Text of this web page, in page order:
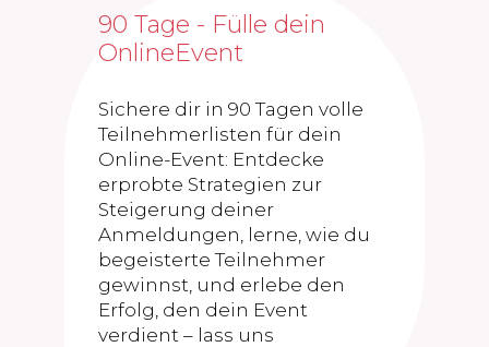
90 Tage - Fülle dein
OnlineEvent
Sichere dir in 90 Tagen volle
Teilnehmerlisten für dein
Online-Event: Entdecke
erprobte Strategien zur
Steigerung deiner
Anmeldungen, lerne, wie du
begeisterte Teilnehmer
gewinnst, und erlebe den
Erfolg, den dein Event
verdient – lass uns